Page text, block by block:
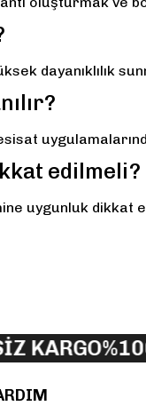
dayanıklılık
edilmeli?
uygunluk
%100